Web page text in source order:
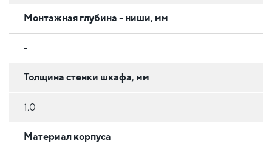
Монтажная глубина - ниши, мм
-
Толщина стенки шкафа, мм
1.0
Материал корпуса